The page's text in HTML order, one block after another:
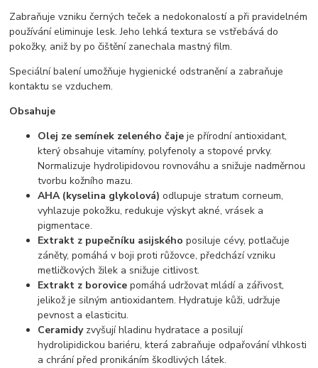
Zabraňuje vzniku černých teček a nedokonalostí a při pravidelném
používání eliminuje lesk. Jeho lehká textura se vstřebává do
pokožky, aniž by po čištění zanechala mastný film.
Speciální balení umožňuje hygienické odstranění a zabraňuje
kontaktu se vzduchem.
Obsahuje
Olej ze semínek zeleného čaje je přírodní antioxidant,
který obsahuje vitamíny, polyfenoly a stopové prvky.
Normalizuje hydrolipidovou rovnováhu a snižuje nadměrnou
tvorbu kožního mazu.
AHA (kyselina glykolová) odlupuje stratum corneum,
vyhlazuje pokožku, redukuje výskyt akné, vrásek a
pigmentace.
Extrakt z pupečníku asijského posiluje cévy, potlačuje
záněty, pomáhá v boji proti růžovce, předchází vzniku
metličkových žilek a snižuje citlivost.
Extrakt z borovice pomáhá udržovat mládí a zářivost,
jelikož je silným antioxidantem. Hydratuje kůži, udržuje
pevnost a elasticitu.
Ceramidy zvyšují hladinu hydratace a posilují
hydrolipidickou bariéru, která zabraňuje odpařování vlhkosti
a chrání před pronikáním škodlivých látek.